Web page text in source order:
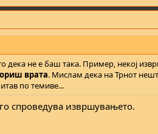
дека не е баш така. Пример, некој
врата. Мислам дека на Трнот
по темиве...
спроведува извршувањето.